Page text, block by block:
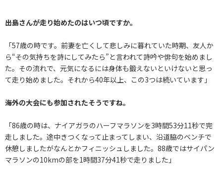
――出島さんが走り始めたのはいつ頃ですか。
「57歳の時です。前妻を亡くして悲しみに暮れていた時期、友人か
ら“その気持ちを詩にしてみたら”と言われて詩吟や俳句を始めまし
た。その流れで、元気になるには身体も鍛えないといけないと思っ
て走り始めました。それから40年以上、この3つは続いています」
――海外の大会にも参加されたそうですね。
「86歳の時は、ナイアガラのハーフマラソンを3時間53分11秒で完
走しました。途中きつくなって止まってしまい、沿道脇のベンチで
休憩しましたがなんとかフィニッシュしました。88歳ではサイパン
マラソンの10kmの部を1時間37分41秒で走りました」